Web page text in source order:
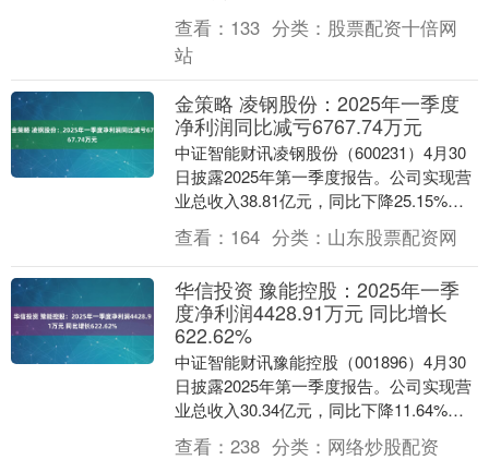
母净利润2701.12万元，同....
查看： 133 分类： 股票配资十倍网
站
金策略 凌钢股份：2025年一季度
净利润同比减亏6767.74万元
中证智能财讯凌钢股份（600231）4月30
日披露2025年第一季度报告。公司实现营
业总收入38.81亿元，同比下降25.15%；
归母净利润亏损2.52亿元，上....
查看： 164 分类： 山东股票配资网
华信投资 豫能控股：2025年一季
度净利润4428.91万元 同比增长
622.62%
中证智能财讯豫能控股（001896）4月30
日披露2025年第一季度报告。公司实现营
业总收入30.34亿元，同比下降11.64%；
归母净利润4428.91万元，....
查看： 238 分类： 网络炒股配资